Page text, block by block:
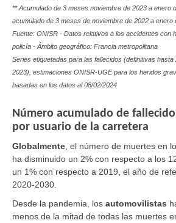
** Acumulado de 3 meses noviembre de 2023 a enero
acumulado de 3 meses de noviembre de 2022 a enero
Fuente: ONISR - Datos relativos a los accidentes con
policía - Ámbito geográfico: Francia metropolitana
Series etiquetadas para las fallecidos (definitivas
2023), estimaciones ONISR-UGE para los heridos
basadas en los datos al08/02/2024
Número acumulado de
por usuario de la carretera
Globalmente el número de muertes en
ha disminuido un 2% con respecto a los
un 1% con respecto a 2019, el año de
2020-2030.
Desde la pandemia, los automovilistas
menos de la mitad de todas las muertes